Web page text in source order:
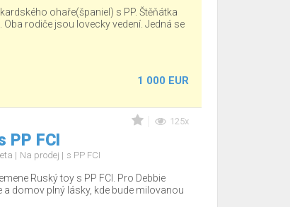
ohaře(španiel) s PP. Štěňátka
rodiče jsou lovecky vedení. Jedná se
1 000 EUR
125x
PP FCI
Na prodej s PP FCI
Ruský toy s PP FCI. Pro Debbie
a domov plný lásky, kde bude milovanou